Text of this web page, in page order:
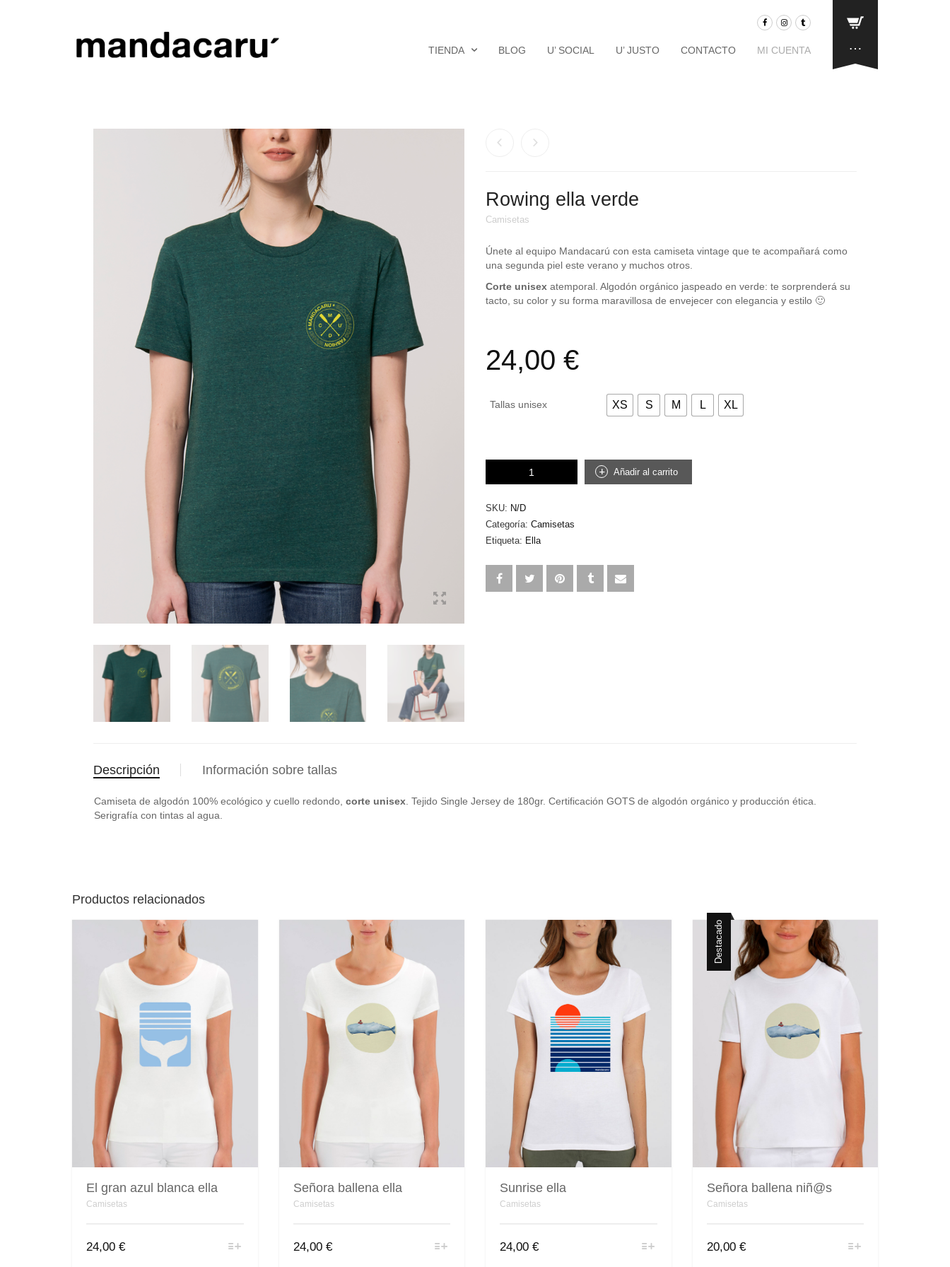
TIENDA BLOG U’ SOCIAL U’ JUSTO CONTACTO MI CUENTA …
Rowing ella verde
Camisetas
Únete al equipo Mandacarú con esta camiseta vintage que te acompañará como
una segunda piel este verano y muchos otros.
Corte unisex atemporal. Algodón orgánico jaspeado en verde: te sorprenderá su
tacto, su color y su forma maravillosa de envejecer con elegancia y estilo 🙂
24,00 €
Tallas unisex XS S M L XL
cantidad
Añadir al carrito
SKU: N/D
Categoría: Camisetas
Etiqueta: Ella
Descripción Información sobre tallas
Camiseta de algodón 100% ecológico y cuello redondo, corte unisex . Tejido Single Jersey de 180gr. Certificación GOTS de algodón orgánico y producción ética.
Serigrafía con tintas al agua.
Productos relacionados
El gran azul blanca ella
Camisetas
24,00 €Este
Señora ballena ella
Camisetas
24,00 €Este
Sunrise ella
Camisetas
24,00 €Este
Destacado
Señora ballena niñ@s
Camisetas
20,00 €Este